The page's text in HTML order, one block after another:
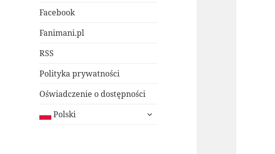
Facebook
Fanimani.pl
RSS
Polityka prywatności
Oświadczenie o dostępności
Polski
rozwiń